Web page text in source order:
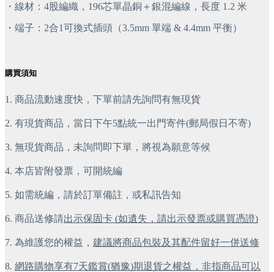
・線材：4股編織，196芯單晶銅＋銀混編線，長度 1.2 米
・端子：2合1可換式插頭（3.5mm 單端 & 4.4mm 平衡）
購買須知
1. 商品流動速度快，下單前請先詢問有無現貨
2. 有現貨商品，當日下午5點統一出門寄件(郵局假日不寄)
3. 無現貨商品，未詢問即下單，將視為願意等候
4. 本店皆附發票，可開統編
5. 如需統編，請於訂單備註，或私訊告知
6. 商品送修請出示保固卡 (如遺失，請出示發票或購買憑證)
7. 為維護您的權益， 建議將商品包裝及其配件留好一併送修
8. 網路購物享有7天鑑賞(猶豫)期退貨之權益，非指商品可以